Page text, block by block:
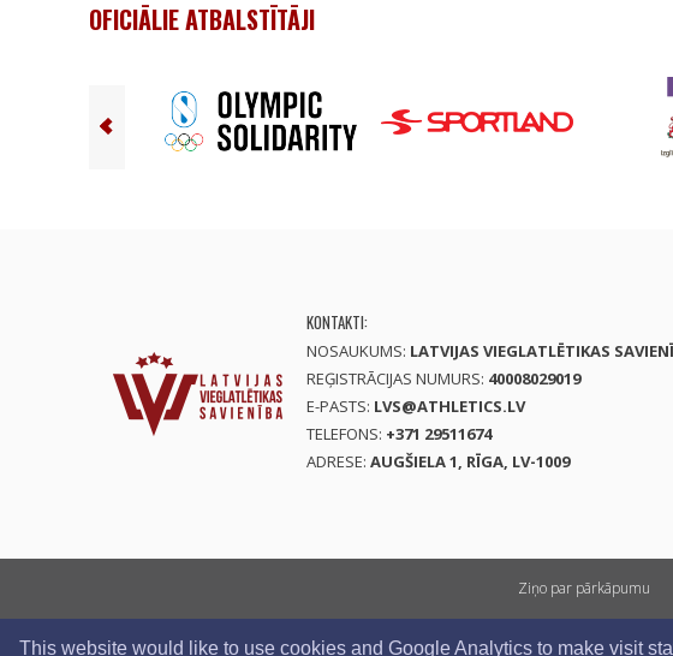
This website would like to use cookies and Google Analytics to make visit
OFICIĀLIE ATBALSTĪTĀJI
KONTAKTI:
NOSAUKUMS: LATVIJAS VIEGLATLĒTIKAS
REĢISTRĀCIJAS NUMURS: 40008029019
E-PASTS: LVS@ATHLETICS.LV
TELEFONS: +371 29511674
ADRESE: AUGŠIELA 1, RĪGA, LV-1009
Ziņo par pārkāpumu
Visas tiesības